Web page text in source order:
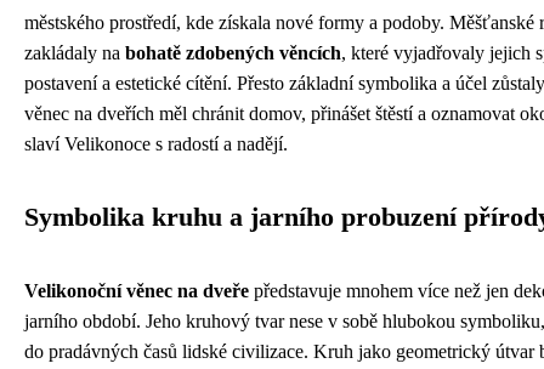
městského prostředí, kde získala nové formy a podoby. Měšťanské
zakládaly na bohatě zdobených věncích, které vyjadřovaly jejich
postavení a estetické cítění. Přesto základní symbolika a účel
věnec na dveřích měl chránit domov, přinášet štěstí a oznamovat
slaví Velikonoce s radostí a nadějí.
Symbolika kruhu a jarního probuzení
Velikonoční věnec na dveře představuje mnohem více než jen
jarního období. Jeho kruhový tvar nese v sobě hlubokou
do pradávných časů lidské civilizace. Kruh jako geometrický útvar